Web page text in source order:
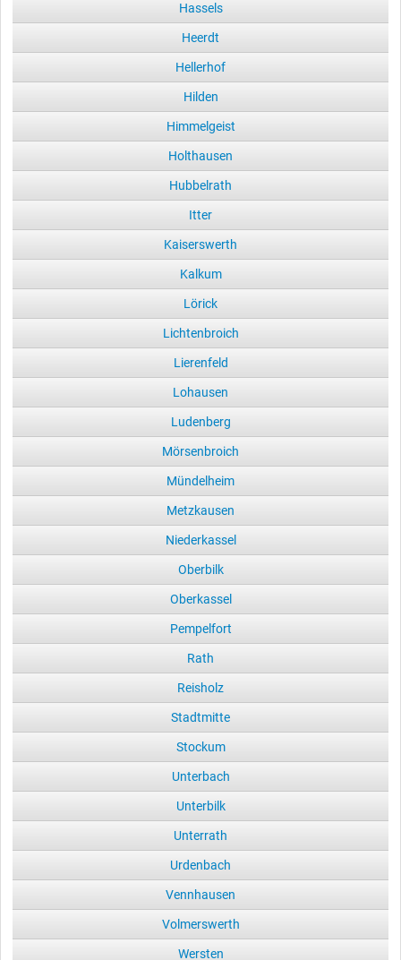
Hassels
Heerdt
Hellerhof
Hilden
Himmelgeist
Holthausen
Hubbelrath
Itter
Kaiserswerth
Kalkum
Lörick
Lichtenbroich
Lierenfeld
Lohausen
Ludenberg
Mörsenbroich
Mündelheim
Metzkausen
Niederkassel
Oberbilk
Oberkassel
Pempelfort
Rath
Reisholz
Stadtmitte
Stockum
Unterbach
Unterbilk
Unterrath
Urdenbach
Vennhausen
Volmerswerth
Wersten